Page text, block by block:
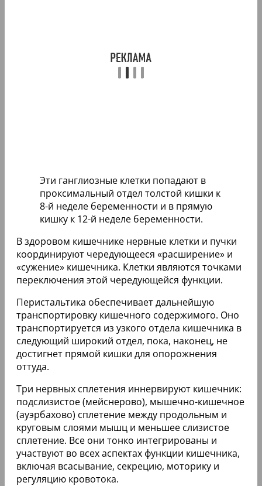
Эти ганглиозные клетки попадают в
проксимальный отдел толстой кишки к
8-й неделе беременности и в прямую
кишку к 12-й неделе беременности.
В здоровом кишечнике нервные клетки и пучки
координируют чередующееся «расширение» и
«сужение» кишечника. Клетки являются точками
переключения этой чередующейся функции.
Перистальтика обеспечивает дальнейшую
транспортировку кишечного содержимого. Оно
транспортируется из узкого отдела кишечника в
следующий широкий отдел, пока, наконец, не
достигнет прямой кишки для опорожнения
оттуда.
Три нервных сплетения иннервируют кишечник:
подслизистое (мейснерово), мышечно-кишечное
(ауэрбахово) сплетение между продольным и
круговым слоями мышц и меньшее слизистое
сплетение. Все они тонко интегрированы и
участвуют во всех аспектах функции кишечника,
включая всасывание, секрецию, моторику и
регуляцию кровотока.